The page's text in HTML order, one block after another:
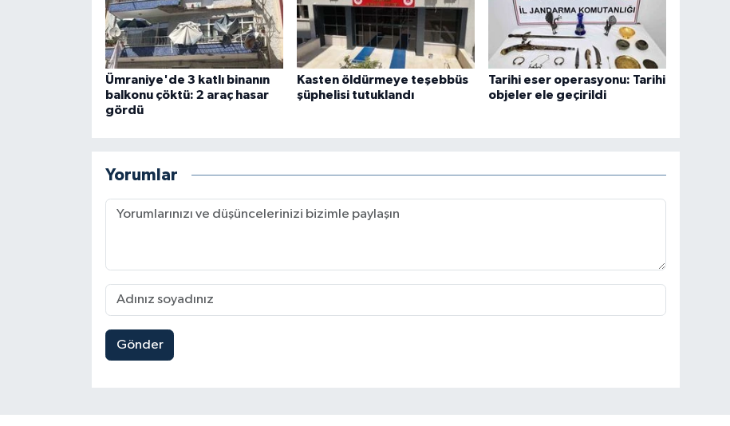
Ümraniye'de 3 katlı binanın
balkonu çöktü: 2 araç hasar
gördü
Kasten öldürmeye teşebbüs
şüphelisi tutuklandı
Tarihi eser operasyonu: Tarihi
objeler ele geçirildi
Yorumlar
Gönder